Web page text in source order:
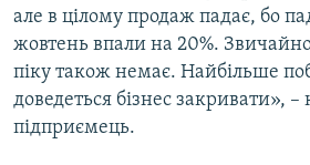
але в цілому продаж падає, бо
жовтень впали на 20%.
піку також немає. Найбільше
доведеться бізнес закривати»,
підприємець.